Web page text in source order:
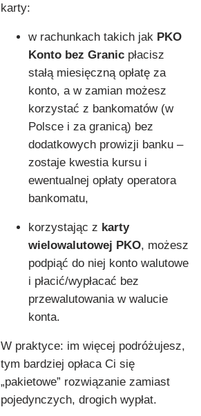
karty:
w rachunkach takich jak PKO
Konto bez Granic płacisz
stałą miesięczną opłatę za
konto, a w zamian możesz
korzystać z bankomatów (w
Polsce i za granicą) bez
dodatkowych prowizji banku –
zostaje kwestia kursu i
ewentualnej opłaty operatora
bankomatu,
korzystając z karty
wielowalutowej PKO, możesz
podpiąć do niej konto walutowe
i płacić/wypłacać bez
przewalutowania w walucie
konta.
W praktyce: im więcej podróżujesz,
tym bardziej opłaca Ci się
„pakietowe” rozwiązanie zamiast
pojedynczych, drogich wypłat.